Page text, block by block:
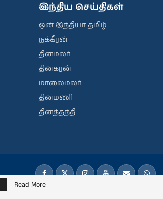
இந்திய செய்திகள்
ஒன் இந்தியா தமிழ்
நக்கீரன்
தினமலர்
தினகரன்
மாலைமலர்
தினமணி
தினத்தந்தி
Read More